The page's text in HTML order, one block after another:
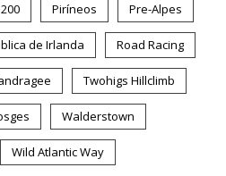
Piríneos Pre-Alpes
de Irlanda Road Racing
Twohigs Hillclimb
Walderstown
Wild Atlantic Way